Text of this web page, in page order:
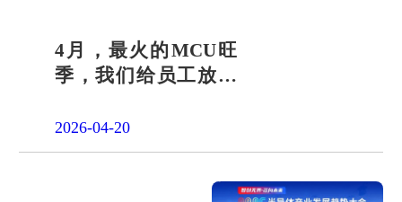
4月，最火的MCU旺
季，我们给员工放了
2026-04-20